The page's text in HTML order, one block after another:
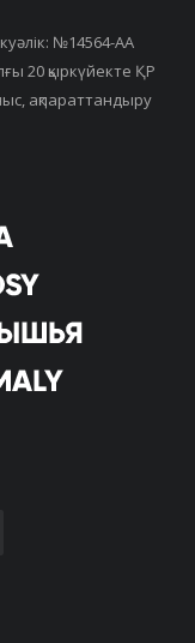
№14564-АА
20 қыркүйекте ҚР
ақпараттандыру